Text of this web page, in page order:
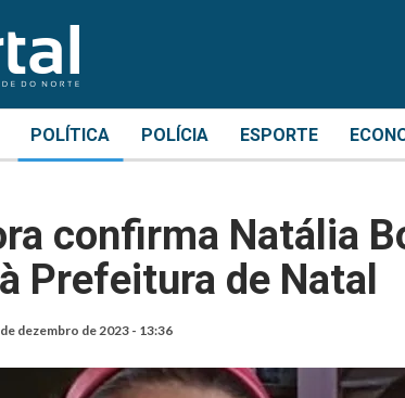
POLÍTICA POLÍCIA ESPORTE
confirma Natália
Prefeitura de Natal
dezembro de 2023 - 13:36